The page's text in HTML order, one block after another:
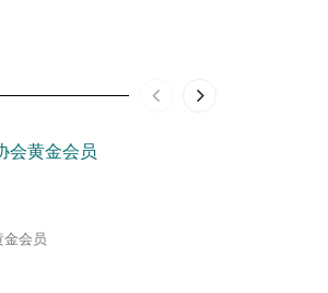
会黄金会员
金会员